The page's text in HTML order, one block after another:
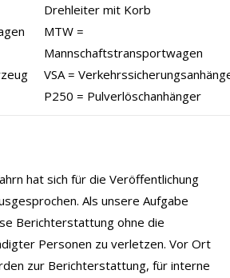
Drehleiter mit Korb
MTW =
Mannschaftstransportwagen
VSA =
P250 = Pulverlöschanhänger
hat sich für die Veröffentlichung
Als unsere Aufgabe
Berichterstattung ohne die
Personen zu verletzen. Vor Ort
zur Berichterstattung, für interne